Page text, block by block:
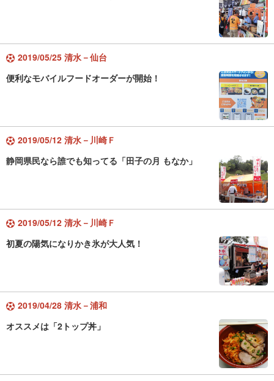
2019/05/25 清水－仙台
便利なモバイルフードオーダーが開始！
2019/05/12 清水－川崎Ｆ
静岡県民なら誰でも知ってる「田子の月 もなか」
2019/05/12 清水－川崎Ｆ
初夏の陽気になりかき氷が大人気！
2019/04/28 清水－浦和
オススメは「2トップ丼」